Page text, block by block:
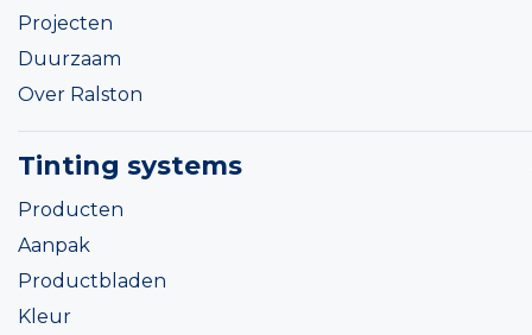
Projecten
Duurzaam
Over Ralston
Tinting systems
Producten
Aanpak
Productbladen
Kleur